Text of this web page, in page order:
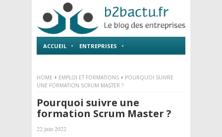
ACCUEIL ENTREPRISES
HOME EMPLOI ET FORMATIONS
POURQUOI SUIVRE
UNE FORMATION SCRUM MASTER ?
Pourquoi suivre une
formation Scrum Master ?
22 juin 2022